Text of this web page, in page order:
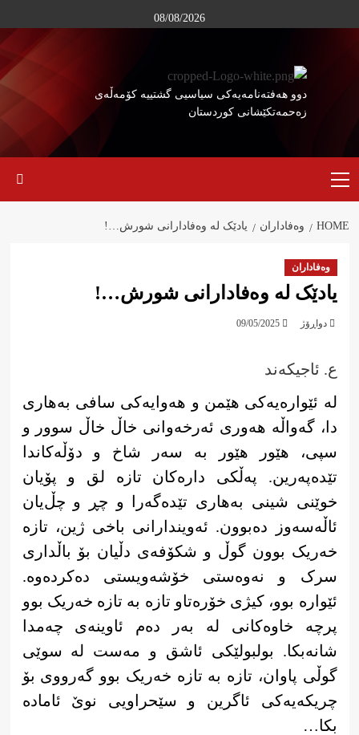
to
08/08/2026
دوو هەفتەنامەیەکی سیاسیی گشتییە کۆمەڵەی
زەحمەتکێشانی کوردستان
Menu
HOME وەفاداران یادێک لە وەفادارانی شورش…!
وەفاداران
یادێک لە وەفادارانی شورش…!
دواڕۆژ 09/05/2025
ع. ئاجیکەند
لە ئێوارەیەکی هێمن و هەوایەکی سافی بەهاری
دا، گەواڵە هەوری ئەرخەوانی خاڵ خاڵ سوور و
سپی، هێور هێور بە سەر شاخ و دۆڵەکاندا
تێدەپەرین. پەڵکی دارەکان تازە لق و پۆیان
خوێنی شینی بەهاری تێدەگەرا و چڕ و چڵ‌یان
ئاڵەسەوز دەبوون. ئەویندارانی باخی ژین، تازە
خەریک بوون گوڵ و شکۆفەی دڵیان بۆ باڵداری
سرک و نەوەستی خۆشەویستی دەکردەوە.
ئێوارە بوو، کیژی خۆرەتاو تازە بە تازە خەریک بوو
پرچە خاوەکانی لە بەر دەم ئاوینەی چەمدا
شانەبکا. بولبولێکی ئاشق و مەست لە سوێی
گوڵی پاوان، تازە بە تازە خەریک بوو گەرووی بۆ
چریکەیەکی ئاگرین و سێحراویی نوێ ئامادە
بکا…